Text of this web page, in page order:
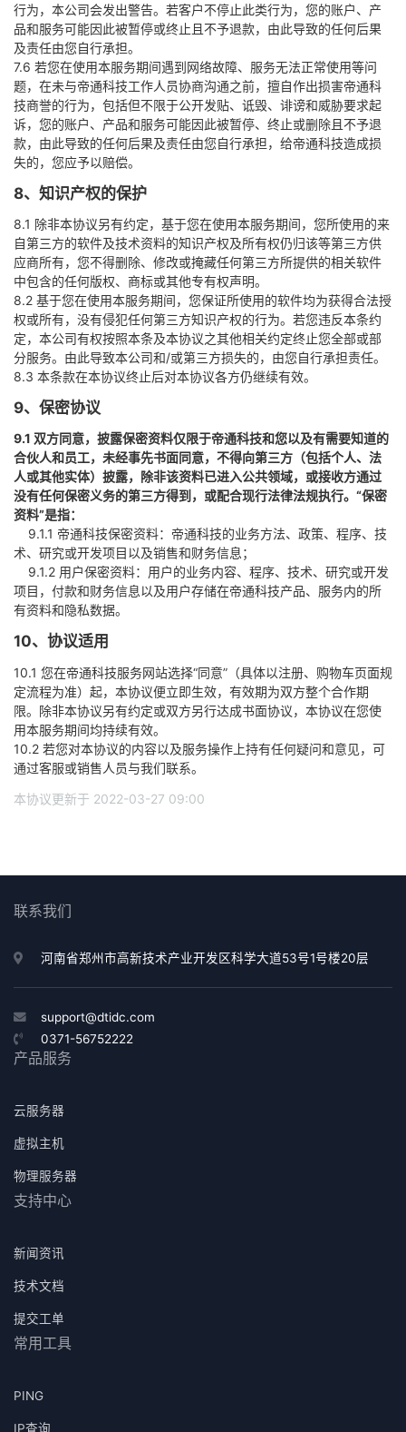
行为，本公司会发出警告。若客户不停止此类行为，您的账户、产
品和服务可能因此被暂停或终止且不予退款，由此导致的任何后果
及责任由您自行承担。
7.6 若您在使用本服务期间遇到网络故障、服务无法正常使用等问
题，在未与帝通科技工作人员协商沟通之前，擅自作出损害帝通科
技商誉的行为，包括但不限于公开发贴、诋毁、诽谤和威胁要求起
诉，您的账户、产品和服务可能因此被暂停、终止或删除且不予退
款，由此导致的任何后果及责任由您自行承担，给帝通科技造成损
失的，您应予以赔偿。
8、知识产权的保护
8.1 除非本协议另有约定，基于您在使用本服务期间，您所使用的来
自第三方的软件及技术资料的知识产权及所有权仍归该等第三方供
应商所有，您不得删除、修改或掩藏任何第三方所提供的相关软件
中包含的任何版权、商标或其他专有权声明。
8.2 基于您在使用本服务期间，您保证所使用的软件均为获得合法授
权或所有，没有侵犯任何第三方知识产权的行为。若您违反本条约
定，本公司有权按照本条及本协议之其他相关约定终止您全部或部
分服务。由此导致本公司和/或第三方损失的，由您自行承担责任。
8.3 本条款在本协议终止后对本协议各方仍继续有效。
9、保密协议
9.1 双方同意，披露保密资料仅限于帝通科技和您以及有需要知道的
合伙人和员工，未经事先书面同意，不得向第三方（包括个人、法
人或其他实体）披露，除非该资料已进入公共领域，或接收方通过
没有任何保密义务的第三方得到，或配合现行法律法规执行。“保密
资料”是指：
9.1.1 帝通科技保密资料：帝通科技的业务方法、政策、程序、技
术、研究或开发项目以及销售和财务信息；
9.1.2 用户保密资料：用户的业务内容、程序、技术、研究或开发
项目，付款和财务信息以及用户存储在帝通科技产品、服务内的所
有资料和隐私数据。
10、协议适用
10.1 您在帝通科技服务网站选择“同意”（具体以注册、购物车页面规
定流程为准）起，本协议便立即生效，有效期为双方整个合作期
限。除非本协议另有约定或双方另行达成书面协议，本协议在您使
用本服务期间均持续有效。
10.2 若您对本协议的内容以及服务操作上持有任何疑问和意见，可
通过客服或销售人员与我们联系。
本协议更新于 2022-03-27 09:00
联系我们
河南省郑州市高新技术产业开发区科学大道53号1号楼20层
support@dtidc.com
0371-56752222
产品服务
云服务器
虚拟主机
物理服务器
支持中心
新闻资讯
技术文档
提交工单
常用工具
PING
IP查询